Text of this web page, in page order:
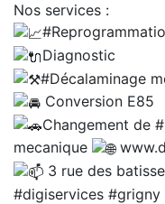
Nos services :
Diagnostic
#Décalaminage
Conversion E85
Changement de
mecanique
3 rue des
#digiservices #grigny